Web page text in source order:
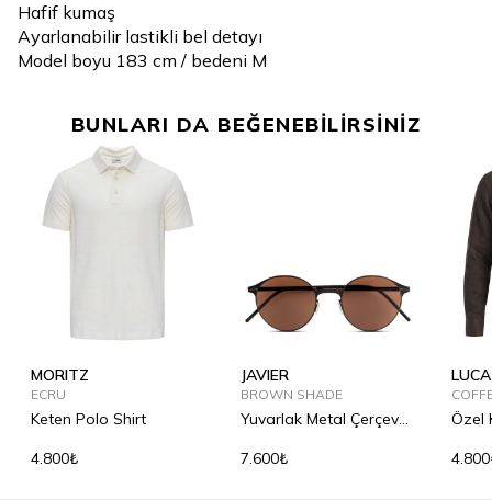
Hafif kumaş
Ayarlanabilir lastikli bel detayı
Model boyu 183 cm / bedeni M
BUNLARI DA BEĞENEBİLİRSİNİZ
MORITZ
ECRU
Keten Polo Shirt
4.800₺
JAVIER
BROWN SHADE
Yuvarlak Metal Çerçeve
7.600₺
LUCA
Özel